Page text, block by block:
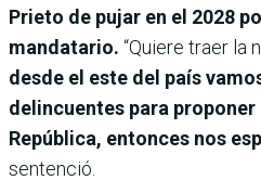
Prieto de pujar en el 2028
mandatario. “Quiere traer la
desde el este del país
delincuentes para
República, entonces nos
sentenció.